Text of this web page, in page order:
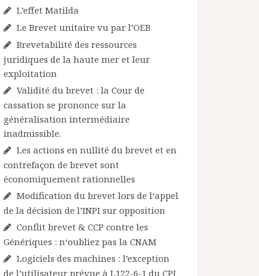
L’effet Matilda
Le Brevet unitaire vu par l’OEB
Brevetabilité des ressources
juridiques de la haute mer et leur
exploitation
Validité du brevet : la Cour de
cassation se prononce sur la
généralisation intermédiaire
inadmissible.
Les actions en nullité du brevet et en
contrefaçon de brevet sont
économiquement rationnelles
Modification du brevet lors de l’appel
de la décision de l’INPI sur opposition
Conflit brevet & CCP contre les
Génériques : n‘oubliez pas la CNAM
Logiciels des machines : l’exception
de l’utilisateur prévue à L122-6-1 du CPI